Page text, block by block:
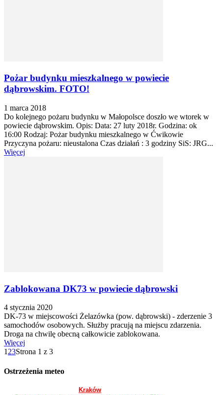
Pożar budynku mieszkalnego w powiecie
dąbrowskim. FOTO!
1 marca 2018
Do kolejnego pożaru budynku w Małopolsce doszło we wtorek w
powiecie dąbrowskim. Opis: Data: 27 luty 2018r. Godzina: ok
16:00 Rodzaj: Pożar budynku mieszkalnego w Ćwikowie
Przyczyna pożaru: nieustalona Czas działań : 3 godziny SiS: JRG...
Więcej
Zablokowana DK73 w powiecie dąbrowski
4 stycznia 2020
DK-73 w miejscowości Żelazówka (pow. dąbrowski) - zderzenie 3
samochodów osobowych. Służby pracują na miejscu zdarzenia.
Droga na chwilę obecną całkowicie zablokowana.
Więcej
1 23Strona 1 z 3
Ostrzeżenia meteo
Kraków